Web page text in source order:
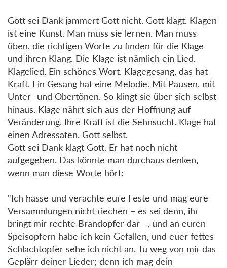
Gott sei Dank jammert Gott nicht. Gott klagt. Klagen
ist eine Kunst. Man muss sie lernen. Man muss
üben, die richtigen Worte zu finden für die Klage
und ihren Klang. Die Klage ist nämlich ein Lied.
Klagelied. Ein schönes Wort. Klagegesang, das hat
Kraft. Ein Gesang hat eine Melodie. Mit Pausen, mit
Unter- und Obertönen. So klingt sie über sich selbst
hinaus. Klage nährt sich aus der Hoffnung auf
Veränderung. Ihre Kraft ist die Sehnsucht. Klage hat
einen Adressaten. Gott selbst.
Gott sei Dank klagt Gott. Er hat noch nicht
aufgegeben. Das könnte man durchaus denken,
wenn man diese Worte hört:
"Ich hasse und verachte eure Feste und mag eure
Versammlungen nicht riechen – es sei denn, ihr
bringt mir rechte Brandopfer dar –, und an euren
Speisopfern habe ich kein Gefallen, und euer fettes
Schlachtopfer sehe ich nicht an. Tu weg von mir das
Geplärr deiner Lieder; denn ich mag dein